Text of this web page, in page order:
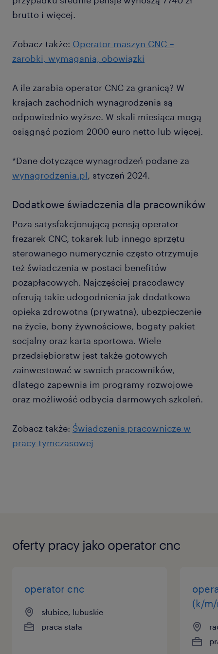
brutto i więcej.
Zobacz także: Operator maszyn CNC –
zarobki, wymagania, obowiązki
A ile zarabia operator CNC za granicą? W
krajach zachodnich wynagrodzenia są
odpowiednio wyższe. W skali miesiąca mogą
osiągnąć poziom 2000 euro netto lub więcej.
*Dane dotyczące wynagrodzeń podane za
wynagrodzenia.pl, styczeń 2024.
Dodatkowe świadczenia dla pracowników
Poza satysfakcjonującą pensją operator
frezarek CNC, tokarek lub innego sprzętu
sterowanego numerycznie często otrzymuje
też świadczenia w postaci benefitów
pozapłacowych. Najczęściej pracodawcy
oferują takie udogodnienia jak dodatkowa
opieka zdrowotna (prywatna), ubezpieczenie
na życie, bony żywnościowe, bogaty pakiet
socjalny oraz karta sportowa. Wiele
przedsiębiorstw jest także gotowych
zainwestować w swoich pracowników,
dlatego zapewnia im programy rozwojowe
oraz możliwość odbycia darmowych szkoleń.
Zobacz także: Świadczenia pracownicze w
pracy tymczasowej
oferty pracy jako operator cnc
operator cnc
słubice, lubuskie
praca stała
(k/